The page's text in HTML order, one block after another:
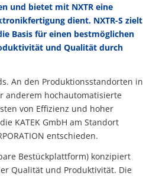
und bietet mit NXTR eine
dient. NXTR-S zielt
Basis für einen bestmöglichen
und Qualität durch
An den Produktionsstandorten in
anderem hochautomatisierte
von Effizienz und hoher
KATEK GmbH am Standort
entschieden.
Bestückplattform) konzipiert
Qualität und Produktivität. Die